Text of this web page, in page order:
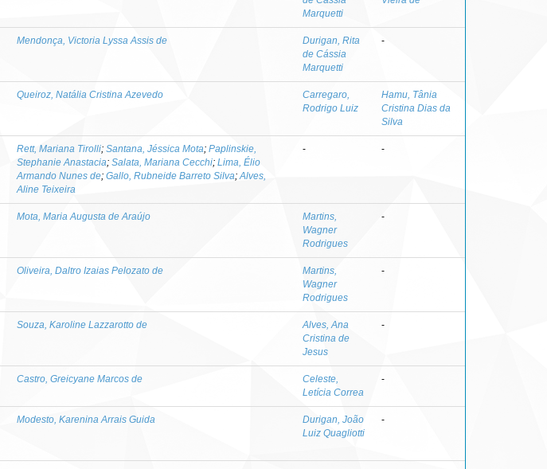
Marquetti
Mendonça, Victoria Lyssa Assis de
Durigan, Rita
de Cássia
Marquetti
-
Queiroz, Natália Cristina Azevedo
Carregaro,
Rodrigo Luiz
Hamu, Tânia
Cristina Dias da
Silva
Rett, Mariana Tirolli; Santana, Jéssica Mota; Paplinskie,
Stephanie Anastacia; Salata, Mariana Cecchi; Lima, Élio
Armando Nunes de; Gallo, Rubneide Barreto Silva; Alves,
Aline Teixeira
- -
Mota, Maria Augusta de Araújo
Martins,
Wagner
Rodrigues
-
Oliveira, Daltro Izaias Pelozato de
Martins,
Wagner
Rodrigues
-
Souza, Karoline Lazzarotto de
Alves, Ana
Cristina de
Jesus
-
Castro, Greicyane Marcos de
Celeste,
Letícia Correa
-
Modesto, Karenina Arrais Guida
Durigan, João
Luiz Quagliotti
-